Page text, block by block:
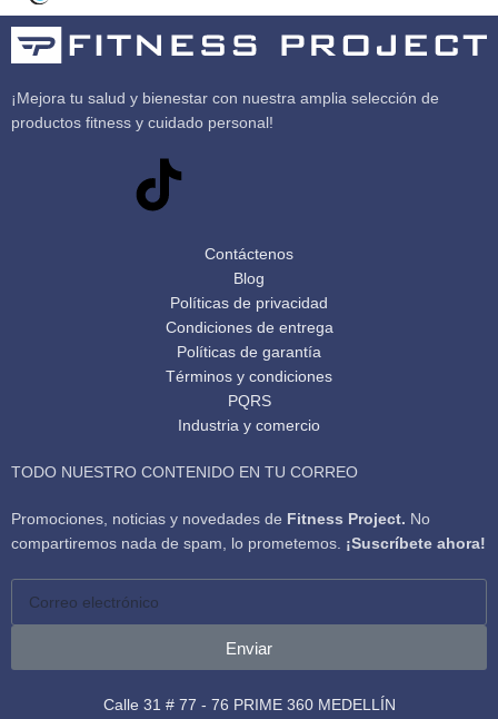
¡Mejora tu salud y bienestar con nuestra amplia selección de
productos fitness y cuidado personal!
Contáctenos
Blog
Políticas de privacidad
Condiciones de entrega
Políticas de garantía
Términos y condiciones
PQRS
Industria y comercio
TODO NUESTRO CONTENIDO EN TU CORREO
Promociones, noticias y novedades de Fitness Project. No
compartiremos nada de spam, lo prometemos. ¡Suscríbete ahora!
Enviar
Calle 31 # 77 - 76 PRIME 360 MEDELLÍN